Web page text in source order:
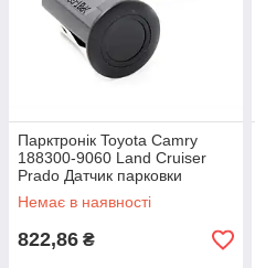
Парктронік Toyota Camry
188300-9060 Land Cruiser
Prado Датчик парковки
Немає в наявності
822,86 ₴